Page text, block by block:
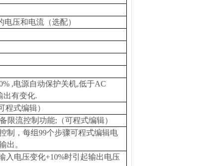
压和电流（选配）
,电源自动保护关机,低于AC
出有变化.
程式编辑）
限流控制功能; （可程式编辑）
制，每组99个步骤可程式编辑电
出。
入电压变化+10%时引起输出电压